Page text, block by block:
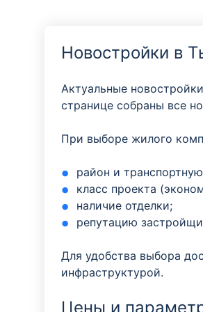
Новостройки в
Актуальные
странице собраны все
При выборе жилого
район и
класс проекта
наличие отделки;
репутацию
Для удобства выбора
инфраструктурой.
Цены и